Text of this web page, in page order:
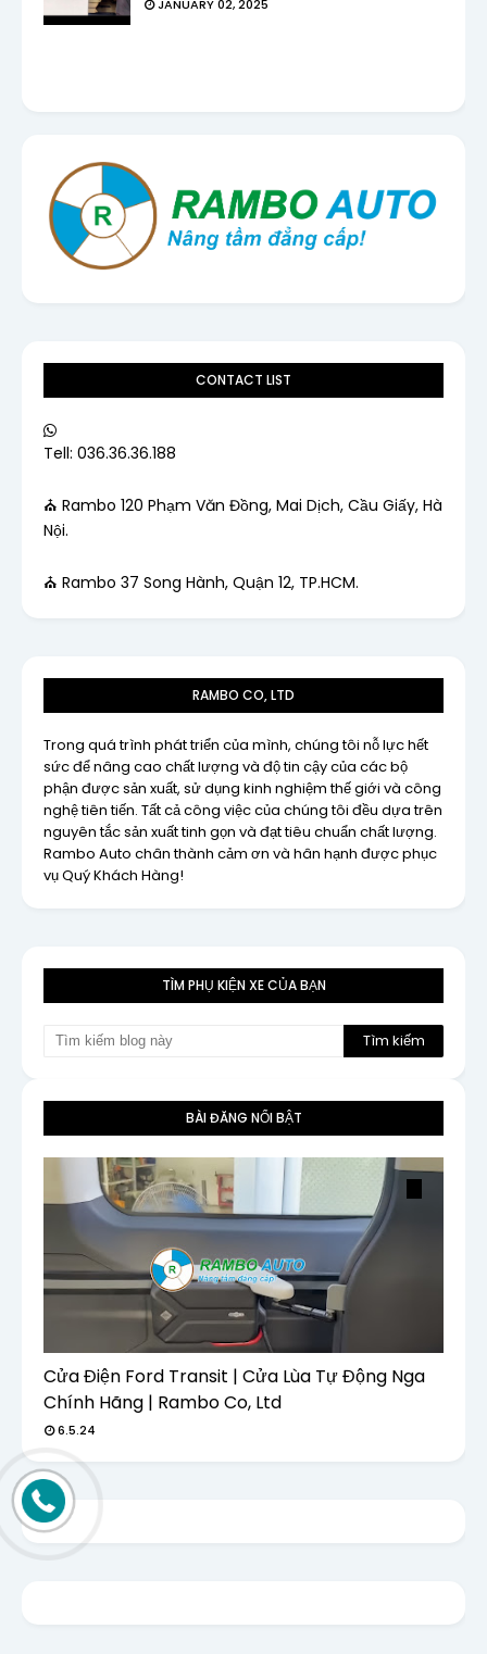
JANUARY 02, 2025
CONTACT LIST
Tell: 036.36.36.188
⛪ Rambo 120 Phạm Văn Đồng, Mai Dịch, Cầu Giấy, Hà
Nội.
⛪ Rambo 37 Song Hành, Quận 12, TP.HCM.
RAMBO CO, LTD
Trong quá trình phát triển của mình, chúng tôi nỗ lực hết
sức để nâng cao chất lượng và độ tin cậy của các bộ
phận được sản xuất, sử dụng kinh nghiệm thế giới và công
nghệ tiên tiến. Tất cả công việc của chúng tôi đều dựa trên
nguyên tắc sản xuất tinh gọn và đạt tiêu chuẩn chất lượng.
Rambo Auto chân thành cảm ơn và hân hạnh được phục
vụ Quý Khách Hàng!
TÌM PHỤ KIỆN XE CỦA BẠN
BÀI ĐĂNG NỔI BẬT
Cửa Điện Ford Transit | Cửa Lùa Tự Động Nga
Chính Hãng | Rambo Co, Ltd
6.5.24